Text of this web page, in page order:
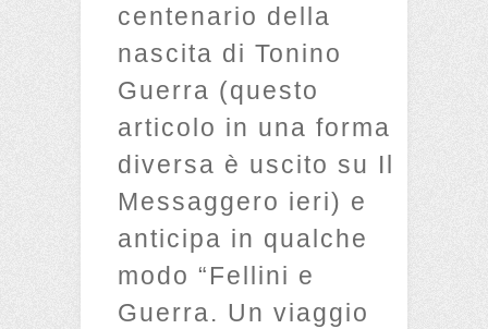
centenario della
nascita di Tonino
Guerra (questo
articolo in una forma
diversa è uscito su Il
Messaggero ieri) e
anticipa in qualche
modo “Fellini e
Guerra. Un viaggio